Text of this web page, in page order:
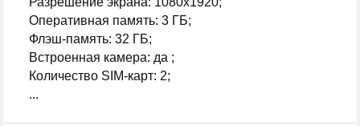
Оперативная память: 3 ГБ;
Флэш-память: 32 ГБ;
Встроенная камера: да ;
Количество SIM-карт: 2;
...